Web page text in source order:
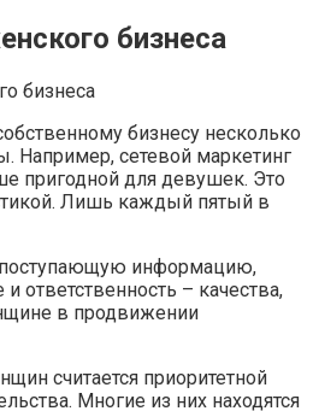
бизнеса
бизнесу несколько
Например, сетевой маркетинг
пригодной для девушек. Это
Лишь каждый пятый в
информацию,
ответственность – качества,
в продвижении
считается приоритетной
Многие из них находятся